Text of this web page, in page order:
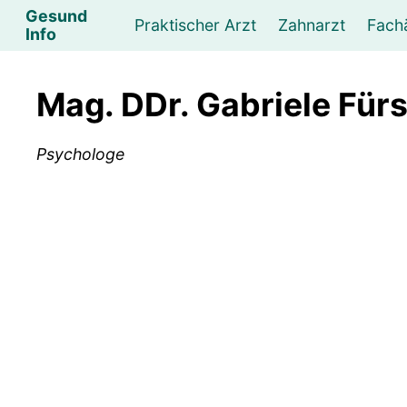
Gesund
Info
Praktischer Arzt Zahnarzt
Mag. DDr. Gabriele
Psychologe